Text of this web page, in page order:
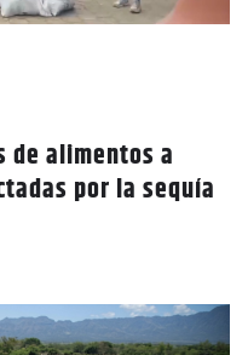
de alimentos a
por la sequía